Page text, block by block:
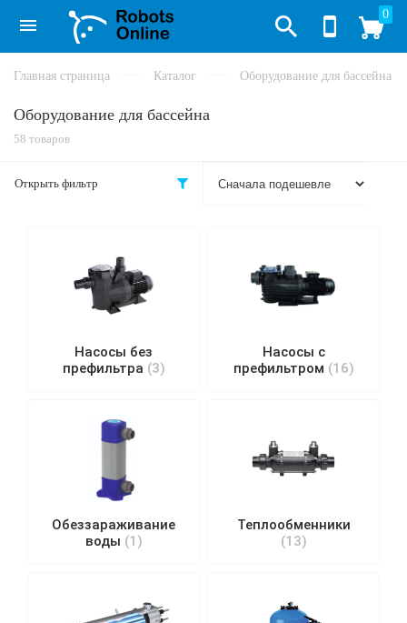
0
Главная страница Каталог Оборудование для бассейна
Оборудование для бассейна
58 товаров
Открыть фильтр
Насосы без
префильтра (3)
Насосы с
префильтром (16)
Обеззараживание
воды (1)
Теплообменники
(13)